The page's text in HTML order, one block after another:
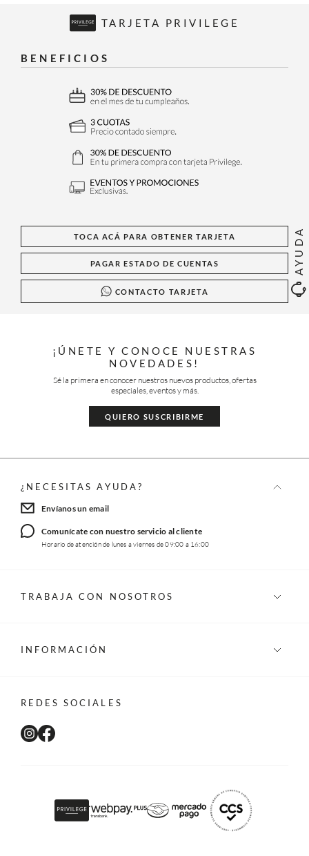
AYUDA
TARJETA PRIVILEGE
BENEFICIOS
TOCA ACÁ PARA OBTENER TARJETA
PAGAR ESTADO DE CUENTAS
CONTACTO TARJETA
¡ÚNETE Y CONOCE NUESTRAS
NOVEDADES!
Sé la primera en conocer nuestros nuevos productos, ofertas
especiales, eventos y más.
QUIERO SUSCRIBIRME
¿NECESITAS AYUDA?
Envíanos un email
Comunícate con nuestro servicio al cliente
Horario de atención de lunes a viernes de 09:00 a 16:00
TRABAJA CON NOSOTROS
INFORMACIÓN
REDES SOCIALES